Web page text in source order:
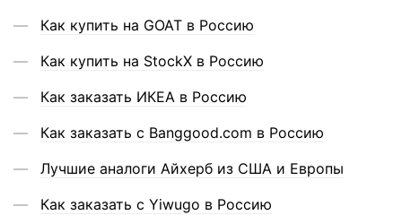
Как купить на GOAT в Россию
Как купить на StockX в Россию
Как заказать ИКЕА в Россию
Как заказать с Banggood.com в Россию
Лучшие аналоги Айхерб из США и Европы
Как заказать с Yiwugo в Россию